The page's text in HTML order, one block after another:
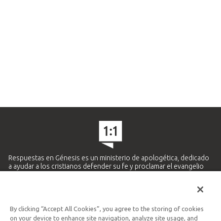
Respuestas en Génesis es un ministerio de apologética, dedicado
a ayudar a los cristianos defender su fe y proclamar el evangelio
Ministerio Hispano y Latinoamericano
By clicking “Accept All Cookies”, you agree to the storing of cookies
on your device to enhance site navigation, analyze site usage, and